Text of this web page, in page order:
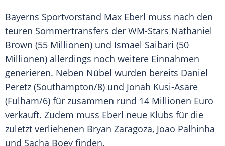
Bayerns Sportvorstand Max Eberl muss nach den
teuren Sommertransfers der WM-Stars Nathaniel
Brown (55 Millionen) und Ismael Saibari (50
Millionen) allerdings noch weitere Einnahmen
generieren. Neben Nübel wurden bereits Daniel
Peretz (Southampton/8) und Jonah Kusi-Asare
(Fulham/6) für zusammen rund 14 Millionen Euro
verkauft. Zudem muss Eberl neue Klubs für die
zuletzt verliehenen Bryan Zaragoza, Joao Palhinha
und Sacha Boey finden.